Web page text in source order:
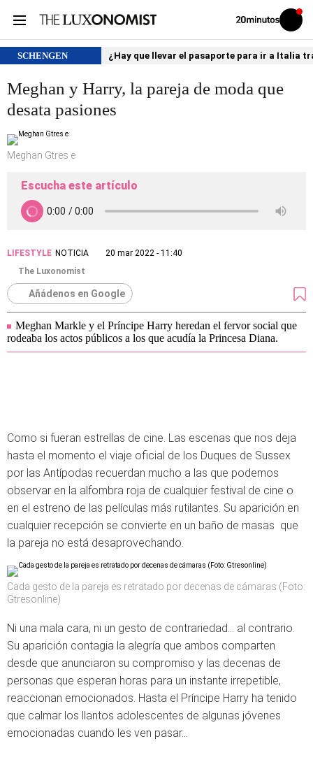
Volver
Iniciar
sesión
SCHENGEN ¿Hay que llevar el pasaporte para ir a Italia
Meghan y Harry, la pareja de moda que
desata pasiones
Meghan Gtres e
Escucha este artículo
LIFESTYLE NOTICIA
20 mar 2022 - 11:40
The Luxonomist
Añádenos en Google
Meghan Markle y el Príncipe Harry heredan el fervor social que
rodeaba los actos públicos a los que acudía la Princesa Diana.
Como si fueran estrellas de cine. Las escenas que nos deja
hasta el momento el viaje oficial de los Duques de Sussex
por las Antípodas recuerdan mucho a las que podemos
observar en la alfombra roja de cualquier festival de cine o
en el estreno de las películas más rutilantes. Su aparición en
cualquier recepción se convierte en un baño de masas que
la pareja no está desaprovechando.
Cada gesto de la pareja es retratado por decenas de cámaras (Foto:
Gtresonline)
Ni una mala cara, ni un gesto de contrariedad... al contrario.
Su aparición contagia la alegría que ambos comparten
desde que anunciaron su compromiso y las decenas de
personas que esperan horas para un instante irrepetible,
reaccionan emocionados. Hasta el Príncipe Harry ha tenido
que calmar los llantos adolescentes de algunas jóvenes
emocionadas cuando les ven pasar...